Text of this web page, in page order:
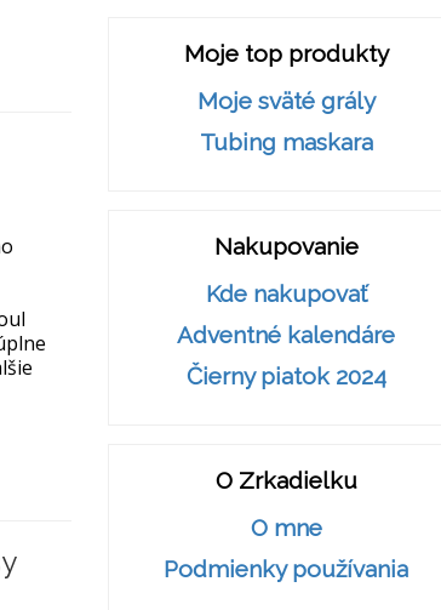
Moje top produkty
Moje sväté grály
Tubing maskara
Nakupovanie
Kde nakupovať
Adventné kalendáre
Čierny piatok 2024
O Zrkadielku
O mne
Podmienky používania